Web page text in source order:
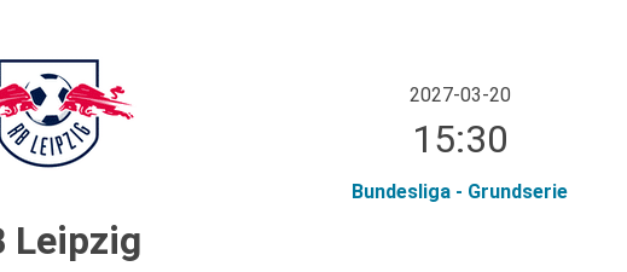
Leipzig
2027-03-20
15:30
Bundesliga - Grundserie